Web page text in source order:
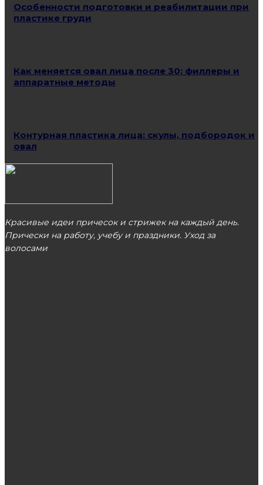
Особенности подготовки и реабилитации при
пластике груди
Как меняется овал лица после 30: филлеры и
аппаратные методы
Контурная пластика лица: скулы, подбородок и
овал
Красивые идеи причесок и стрижек на каждый день.
Прически на работу, учебу и праздники. Уход за
волосами